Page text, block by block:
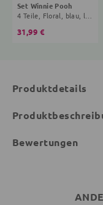
Set Winnie Pooh
4 Teile, Floral, blau, lila
31,99 €
Produktdetails
Bewertungen